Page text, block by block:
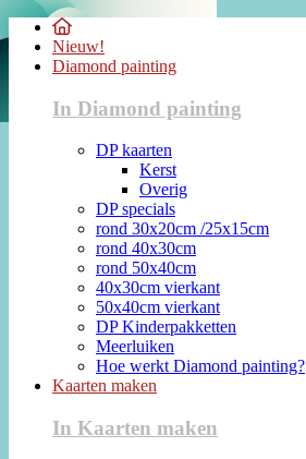
Nieuw!
Diamond painting
In Diamond painting
DP kaarten
Kerst
Overig
DP specials
rond 30x20cm /25x15cm
rond 40x30cm
rond 50x40cm
40x30cm vierkant
50x40cm vierkant
DP Kinderpakketten
Meerluiken
Hoe werkt Diamond painting?
Kaarten maken
In Kaarten maken